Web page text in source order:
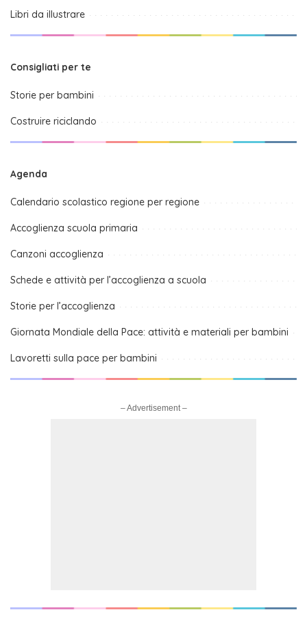
Libri da illustrare
Consigliati per te
Storie per bambini
Costruire riciclando
Agenda
Calendario scolastico regione per regione
Accoglienza scuola primaria
Canzoni accoglienza
Schede e attività per l’accoglienza a scuola
Storie per l’accoglienza
Giornata Mondiale della Pace: attività e materiali per bambini
Lavoretti sulla pace per bambini
– Advertisement –